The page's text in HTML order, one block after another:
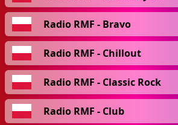
Radio RMF - Bravo
Radio RMF - Chillout
Radio RMF - Classic Rock
Radio RMF - Club